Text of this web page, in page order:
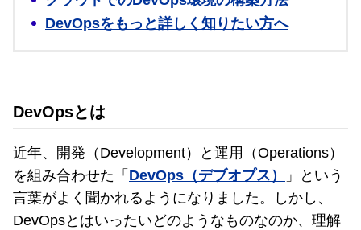
DevOpsをもっと詳しく知りたい方へ
DevOpsとは
近年、開発（Development）と運用（Operations）
を組み合わせた「 DevOps（デブオプス）
」という
言葉がよく聞かれるようになりました。しかし、
DevOpsとはいったいどのようなものなのか、理解